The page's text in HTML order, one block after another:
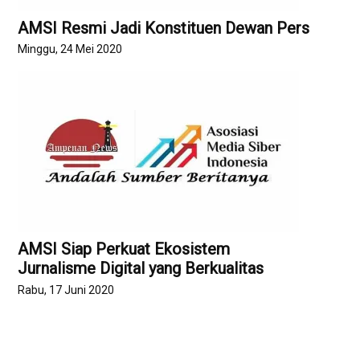
AMSI Resmi Jadi Konstituen Dewan Pers
Minggu, 24 Mei 2020
AMSI Siap Perkuat Ekosistem
Jurnalisme Digital yang Berkualitas
Rabu, 17 Juni 2020